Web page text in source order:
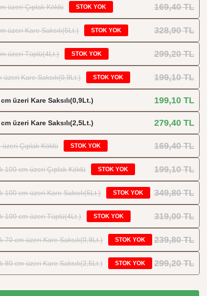
üzeri Çıplak Köklü STOK YOK 169,40 TL
üzeri Kare Saksılı(5Lt.) STOK YOK 328,90 TL
üzeri Tüplü(4Lt.) STOK YOK 299,20 TL
üzeri Kare Saksılı(0,9Lt.) STOK YOK 199,10 TL
üzeri Kare Saksılı(0,9Lt.) 199,10 TL
üzeri Kare Saksılı(2,5Lt.) 279,40 TL
üzeri Çıplak Köklü STOK YOK 169,40 TL
100 cm üzeri Çıplak Köklü STOK YOK 199,10 TL
100 cm üzeri Kare Saksılı(5Lt.) STOK YOK 349,80 TL
100 cm üzeri Tüplü(4Lt.) STOK YOK 319,00 TL
70 cm üzeri Kare Saksılı(0,9Lt.) STOK YOK 239,80 TL
80 cm üzeri Kare Saksılı(2,5Lt.) STOK YOK 299,20 TL